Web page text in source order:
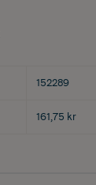
152289
161,75 kr